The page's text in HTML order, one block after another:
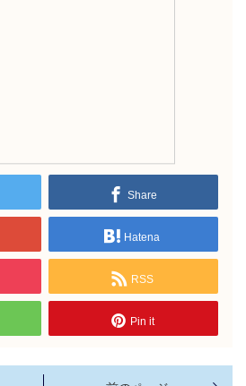
Share
Hatena
RSS
Pin it